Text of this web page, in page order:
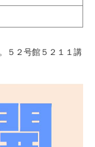
地域・一般
English
５２号館５２１１講